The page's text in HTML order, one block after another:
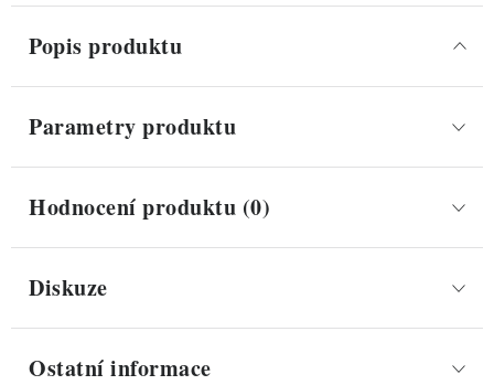
Popis produktu
Parametry produktu
Hodnocení produktu (0)
Diskuze
Ostatní informace